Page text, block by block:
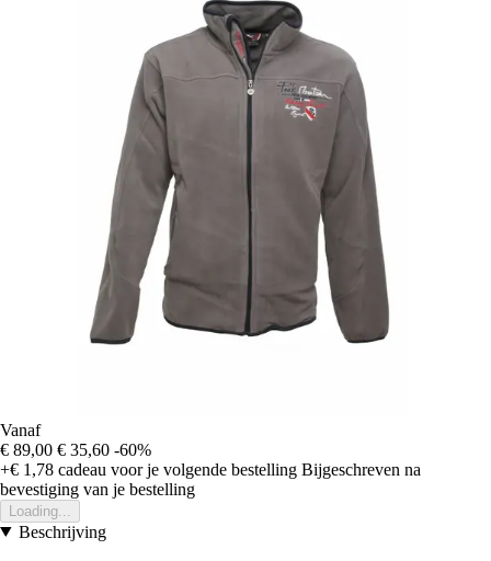
Vanaf
€ 89,00 € 35,60 -60%
+€ 1,78 cadeau voor je volgende bestelling Bijgeschreven na
bevestiging van je bestelling
Loading...
Beschrijving